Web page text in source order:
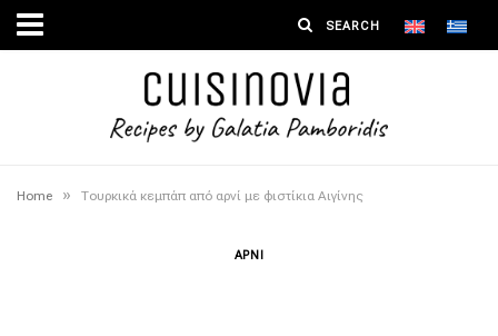
Home » Τουρκικά κεμπάπ από αρνί με φιστίκια Αιγίνης
ΑΡΝΙ